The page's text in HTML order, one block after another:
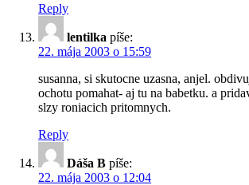
Reply
lentilka píše:
22. mája 2003 o 15:59
susanna, si skutocne uzasna, anjel.
ochotu pomahat- aj tu na babetku. a
slzy roniacich pritomnych.
Reply
Dáša B píše:
22. mája 2003 o 12:04